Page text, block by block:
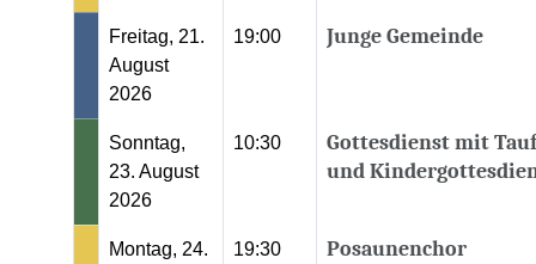
Freitag, 21.
August
2026
19:00 Junge Gemeinde
Sonntag,
23. August
2026
10:30
Gottesdienst mit
und
Montag, 24.
19:30 Posaunenchor